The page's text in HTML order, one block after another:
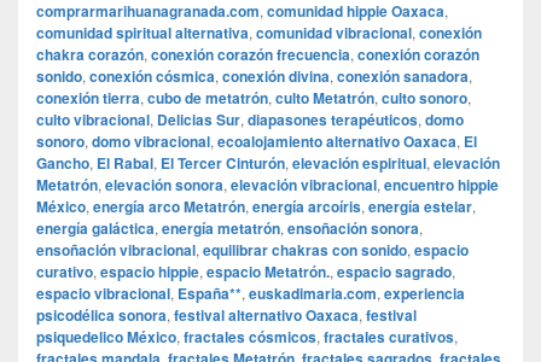
comprarmarihuanagranada.com, comunidad hippie Oaxaca,
comunidad spiritual alternativa, comunidad vibracional, conexión
chakra corazón, conexión corazón frecuencia, conexión corazón
sonido, conexión cósmica, conexión divina, conexión sanadora,
conexión tierra, cubo de metatrón, culto Metatrón, culto sonoro,
culto vibracional, Delicias Sur, diapasones terapéuticos, domo
sonoro, domo vibracional, ecoalojamiento alternativo Oaxaca, El
Gancho, El Rabal, El Tercer Cinturón, elevación espiritual, elevación
Metatrón, elevación sonora, elevación vibracional, encuentro hippie
México, energía arco Metatrón, energía arcoíris, energía estelar,
energía galáctica, energía metatrón, ensoñación sonora,
ensoñación vibracional, equilibrar chakras con sonido, espacio
curativo, espacio hippie, espacio Metatrón., espacio sagrado,
espacio vibracional, España**, euskadimaria.com, experiencia
psicodélica sonora, festival alternativo Oaxaca, festival
psiquedelico México, fractales cósmicos, fractales curativos,